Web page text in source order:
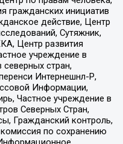
гражданских инициатив
действие, Центр
Сутяжник,
Центр развития
учреждение в
стран,
Интернешнл-Р,
Информации,
Частное учреждение в
Северных Стран,
Гражданский контроль,
по сохранению